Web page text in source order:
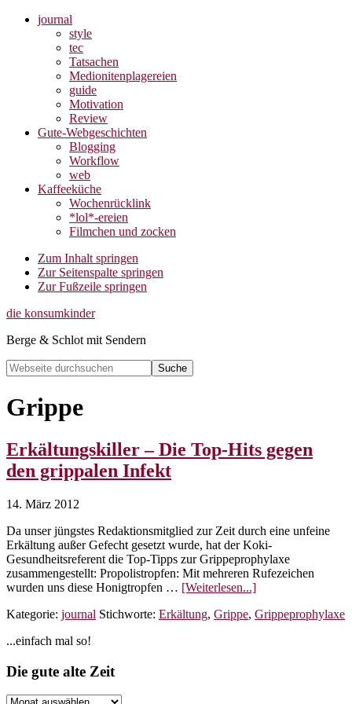
journal
style
tec
Tatsachen
Medionitenplagereien
guide
Motivation
Review
Gute-Webgeschichten
Blogging
Workflow
web
Kaffeeküche
Wochenrücklink
*lol*-ereien
Filmchen und zocken
Zum Inhalt springen
Zur Seitenspalte springen
Zur Fußzeile springen
die konsumkinder
Berge & Schlot mit Sendern
Webseite
durchsuchen
Search
Grippe
Erkältungskiller – Die Top-Hits gegen
den grippalen Infekt
14. März 2012
Da unser jüngstes Redaktionsmitglied zur Zeit durch eine unfeine
Erkältung außer Gefecht gesetzt wurde, hat der Koki-
Gesundheitsreferent die Top-Tipps zur Grippeprophylaxe
zusammengestellt: Propolistropfen: Mit mehreren Rufezeichen
wurden uns diese Honigtropfen … [Weiterlesen...]
Die
Kategorie: journal Stichworte: Erkältung, Grippe, Grippeprophylaxe
Seitenspalte
...einfach mal so!
Footer
Die gute alte Zeit
Die